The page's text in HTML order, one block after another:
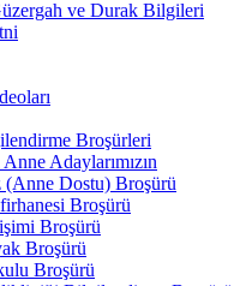
ve Durak Bilgileri
Broşürleri
Adaylarımızın
(Anne Dostu) Broşürü
Broşürü
Broşürü
Broşürü
Broşürü